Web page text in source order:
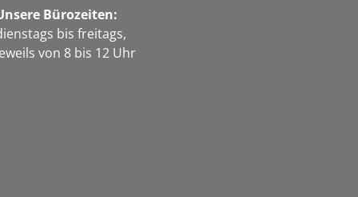
Bürozeiten:
bis freitags,
von 8 bis 12 Uhr